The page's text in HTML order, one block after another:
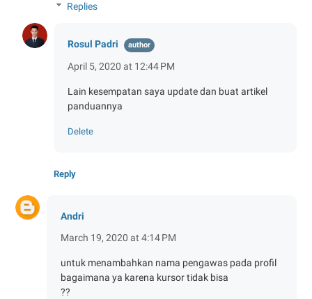
Replies
Rosul Padri
April 5, 2020 at 12:44 PM
Lain kesempatan saya update dan buat artikel
panduannya
Delete
Reply
Andri
March 19, 2020 at 4:14 PM
untuk menambahkan nama pengawas pada profil
bagaimana ya karena kursor tidak bisa
??